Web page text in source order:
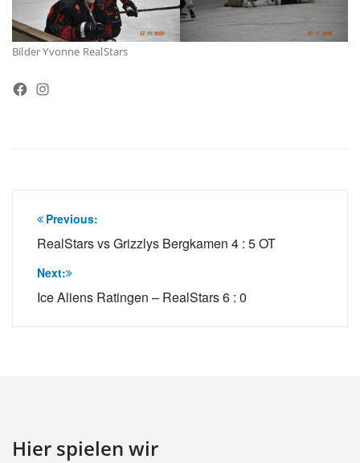
Bilder Yvonne RealStars
Facebook
Instagram
Beitragsnavigation
Previous:
RealStars vs Grizzlys Bergkamen 4 : 5 OT
Next:
Ice Aliens Ratingen – RealStars 6 : 0
Hier spielen wir